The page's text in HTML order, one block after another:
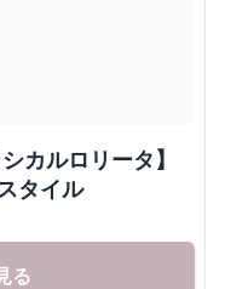
カルロリータ】
タイル
る